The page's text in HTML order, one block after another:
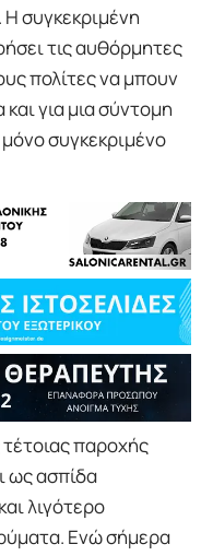
συγκεκριμένη
τις αυθόρμητες
πολίτες να μπουν
για μια σύντομη
συγκεκριμένο
παροχής
ως ασπίδα
λιγότερο
Ενώ σήμερα